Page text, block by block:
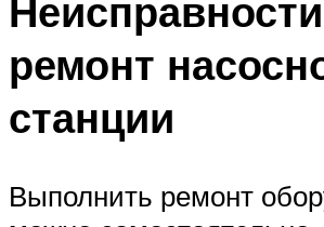
ремонт
станции
Выполнить ремонт